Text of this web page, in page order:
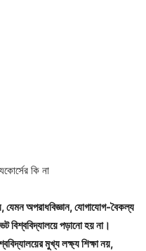
কি না
যেমন অপরাধবিজ্ঞান, যোগাযোগ-বৈকল্য
বিশ্ববিদ্যালয়ে পড়ানো হয় না।
মুখ্য লক্ষ্য শিক্ষা নয়,